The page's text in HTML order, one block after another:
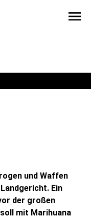
menu
und Waffen
Ein
der großen
mit Marihuana